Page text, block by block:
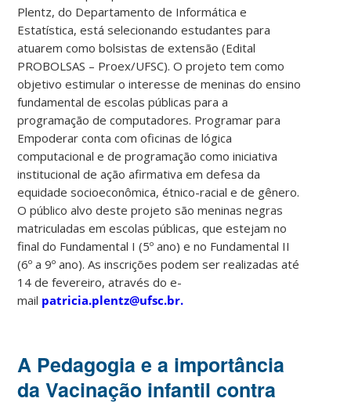
Plentz, do Departamento de Informática e
Estatística, está selecionando estudantes para
atuarem como bolsistas de extensão (Edital
PROBOLSAS – Proex/UFSC). O projeto tem como
objetivo estimular o interesse de meninas do ensino
fundamental de escolas públicas para a
programação de computadores. Programar para
Empoderar conta com oficinas de lógica
computacional e de programação como iniciativa
institucional de ação afirmativa em defesa da
equidade socioeconômica, étnico-racial e de gênero.
O público alvo deste projeto são meninas negras
matriculadas em escolas públicas, que estejam no
final do Fundamental I (5º ano) e no Fundamental II
(6º a 9º ano). As inscrições podem ser realizadas até
14 de fevereiro, através do e-
mail patricia.plentz@ufsc.br.
A Pedagogia e a importância
da Vacinação infantil contra